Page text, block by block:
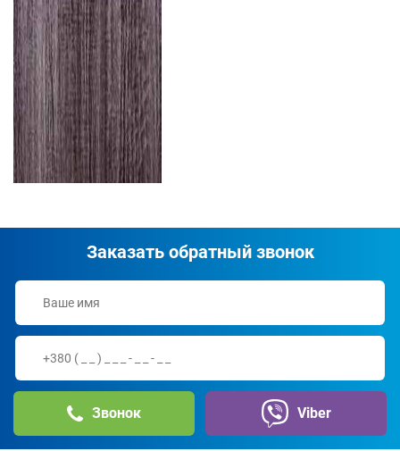
Заказать обратный звонок
Звонок Viber